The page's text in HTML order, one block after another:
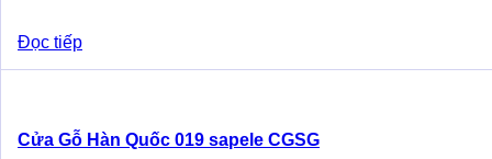
Đọc tiếp
Cửa Gỗ Hàn Quốc 019 sapele CGSG